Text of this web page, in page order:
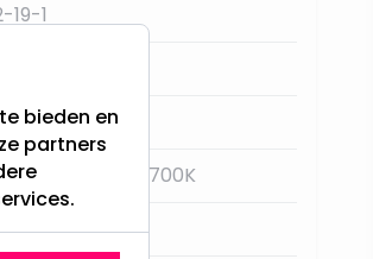
19-1
Warm Wit - 2700K
bieden en
partners